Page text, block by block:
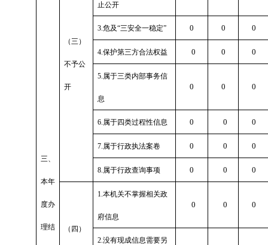
三、
本年
度办
理结
（三）
不予公
开
止公开
3.危及“三安全一稳定” 0 0 0
4.保护第三方合法权益 0 0 0
5.属于三类内部事务信
息
0 0 0
6.属于四类过程性信息 0 0 0
7.属于行政执法案卷 0 0 0
8.属于行政查询事项 0 0 0
（四）
1.本机关不掌握相关政
府信息
0 0 0
2.没有现成信息需要另